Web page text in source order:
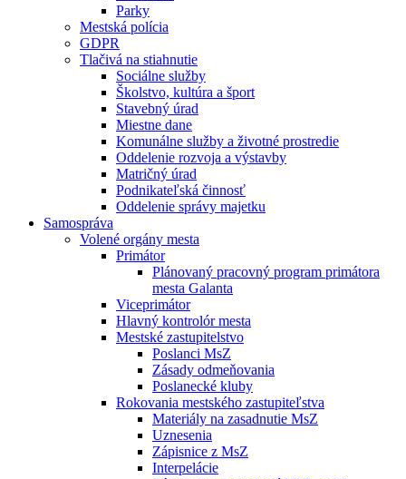
Parky
Mestská polícia
GDPR
Tlačivá na stiahnutie
Sociálne služby
Školstvo, kultúra a šport
Stavebný úrad
Miestne dane
Komunálne služby a životné prostredie
Oddelenie rozvoja a výstavby
Matričný úrad
Podnikateľská činnosť
Oddelenie správy majetku
Samospráva
Volené orgány mesta
Primátor
Plánovaný pracovný program primátora
mesta Galanta
Viceprimátor
Hlavný kontrolór mesta
Mestské zastupitelstvo
Poslanci MsZ
Zásady odmeňovania
Poslanecké kluby
Rokovania mestského zastupiteľstva
Materiály na zasadnutie MsZ
Uznesenia
Zápisnice z MsZ
Interpelácie